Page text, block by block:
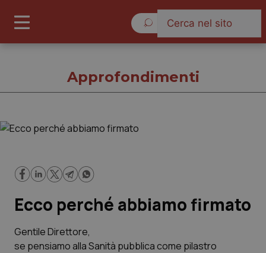
Cronache
Governo e Parlamento
Regioni e Asl
Approfondimenti
Ecco perché abbiamo firmato
Gentile Direttore,
se pensiamo alla Sanità pubblica come pilastro